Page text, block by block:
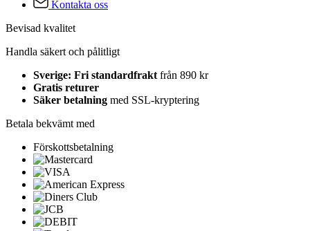
Kontakta oss
Bevisad kvalitet
Handla säkert och pålitligt
Sverige: Fri standardfrakt från 890 kr
Gratis returer
Säker betalning med SSL-kryptering
Betala bekvämt med
Förskottsbetalning